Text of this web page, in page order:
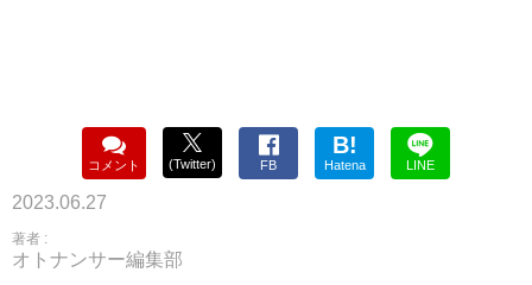
コメント (Twitter) FB
B!
Hatena LINE
2023.06.27
著者 :
オトナンサー編集部